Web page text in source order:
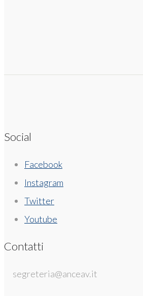
Social
Facebook
Instagram
Twitter
Youtube
Contatti
segreteria@anceav.it